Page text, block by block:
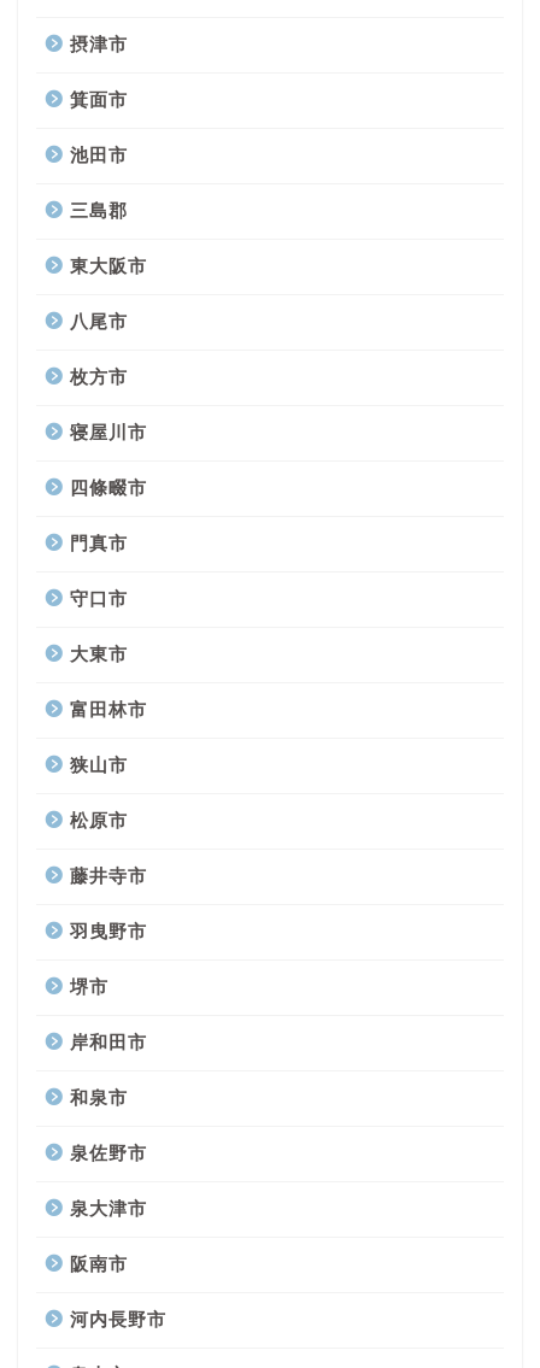
摂津市
箕面市
池田市
三島郡
東大阪市
八尾市
枚方市
寝屋川市
四條畷市
門真市
守口市
大東市
富田林市
狭山市
松原市
藤井寺市
羽曳野市
堺市
岸和田市
和泉市
泉佐野市
泉大津市
阪南市
河内長野市